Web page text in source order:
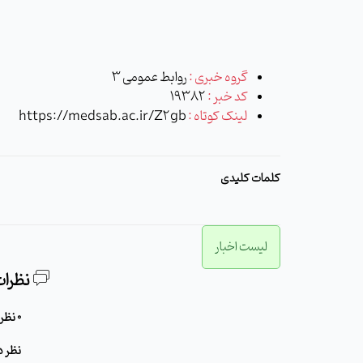
گروه خبری :روابط عمومی 3
کد خبر :19382
لینک کوتاه : https://medsab.ac.ir/Z2gb
کلمات کلیدی
لیست اخبار
0 نظر برای این مطلب وجود دارد
نظر